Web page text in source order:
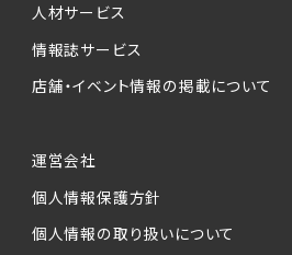
人材サービス
情報誌サービス
店舗・イベント情報の掲載について
運営会社
個人情報保護方針
個人情報の取り扱いについて